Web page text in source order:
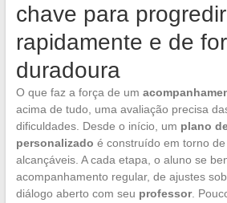
chave para progredir
rapidamente e de
duradoura
O que faz a força de um
acima de tudo, uma avaliação precisa
dificuldades. Desde o início, um plano
personalizado é construído em torno
alcançáveis. A cada etapa, o aluno se
acompanhamento regular, de ajustes
diálogo aberto com seu professor.